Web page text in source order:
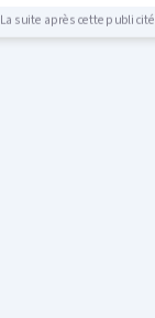
La suite après cette publicité